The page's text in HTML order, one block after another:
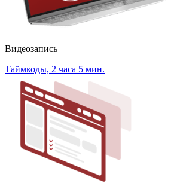
Видеозапись
Таймкоды, 2 часа 5 мин.